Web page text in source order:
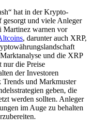
hat in der Krypto-
und viele Anleger
Martinez warnen vor
, darunter auch XRP,
und die XRP
nur die Preise
der Investoren
und Markmuster
geben, die
werden sollten. Anleger
im Auge zu behalten